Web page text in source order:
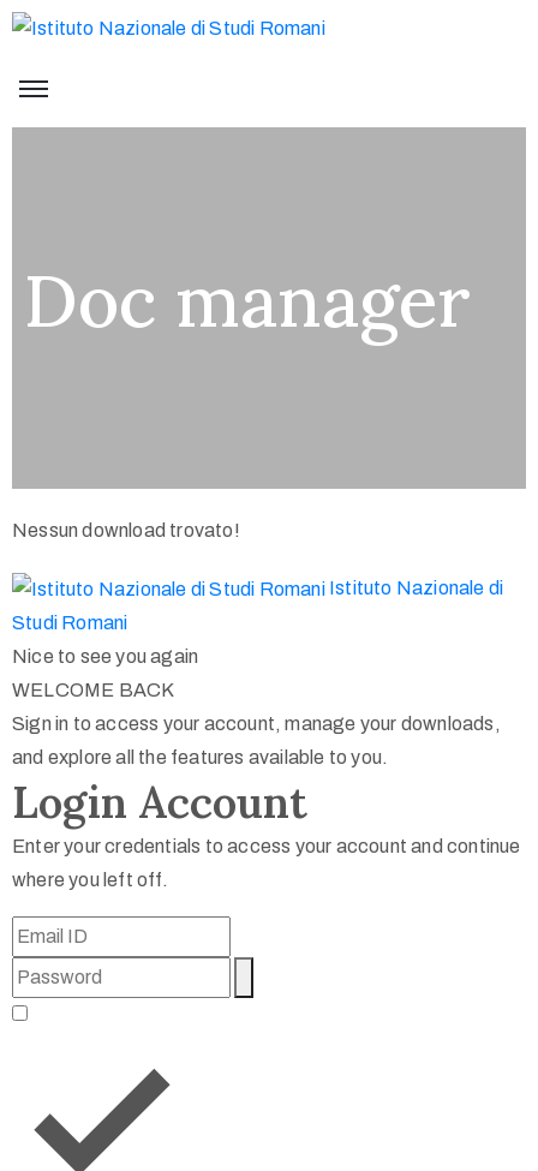
Doc manager
Nessun download trovato!
Istituto Nazionale di
Studi Romani
Nice to see you again
WELCOME BACK
Sign in to access your account, manage your downloads,
and explore all the features available to you.
Login Account
Enter your credentials to access your account and continue
where you left off.